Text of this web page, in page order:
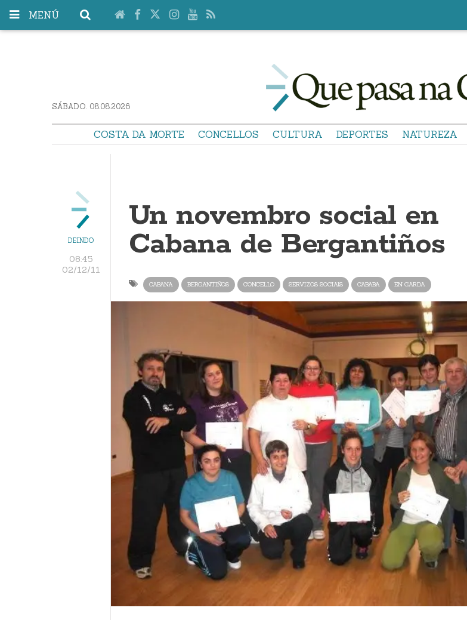
MENÚ
SÁBADO. 08.08.2026
COSTA DA MORTE CONCELLOS CULTURA DEPORTES NATUREZA
DEINDO
08:45
02/12/11
Un novembro social en
Cabana de Bergantiños
CABANA BERGANTIÑOS CONCELLO SERVIZOS SOCIAIS CABABA EN GARDA